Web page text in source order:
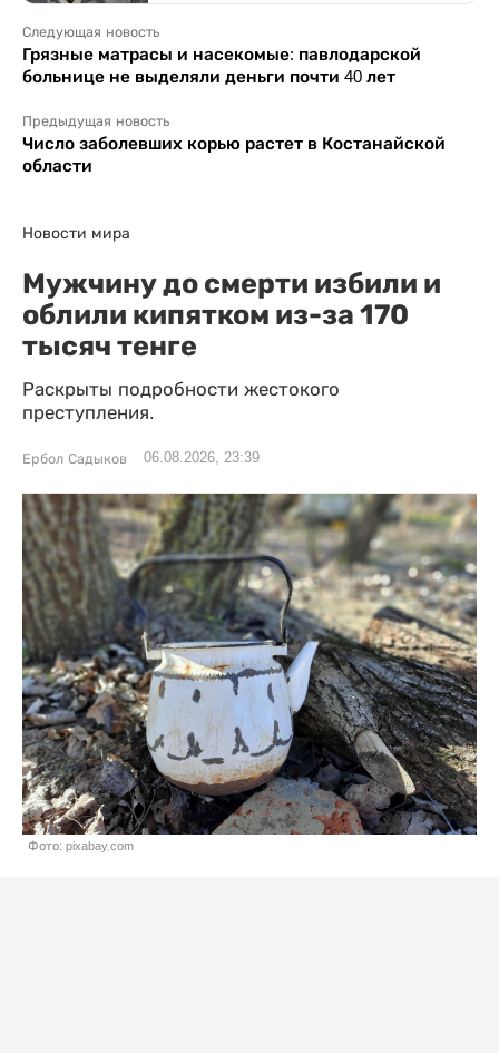
Следующая новость
Грязные матрасы и насекомые: павлодарской
больнице не выделяли деньги почти 40 лет
Предыдущая новость
Число заболевших корью растет в Костанайской
области
Новости мира
Мужчину до смерти избили и
облили кипятком из-за 170
тысяч тенге
Раскрыты подробности жестокого
преступления.
Ербол Садыков 06.08.2026, 23:39
Фото: pixabay.com